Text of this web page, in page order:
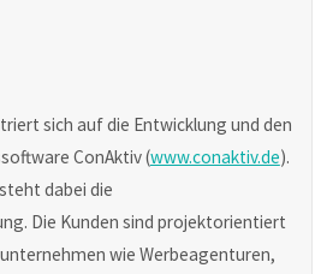
sich auf die Entwicklung und den
ConAktiv (www.conaktiv.de).
dabei die
Die Kunden sind projektorientiert
wie Werbeagenturen,